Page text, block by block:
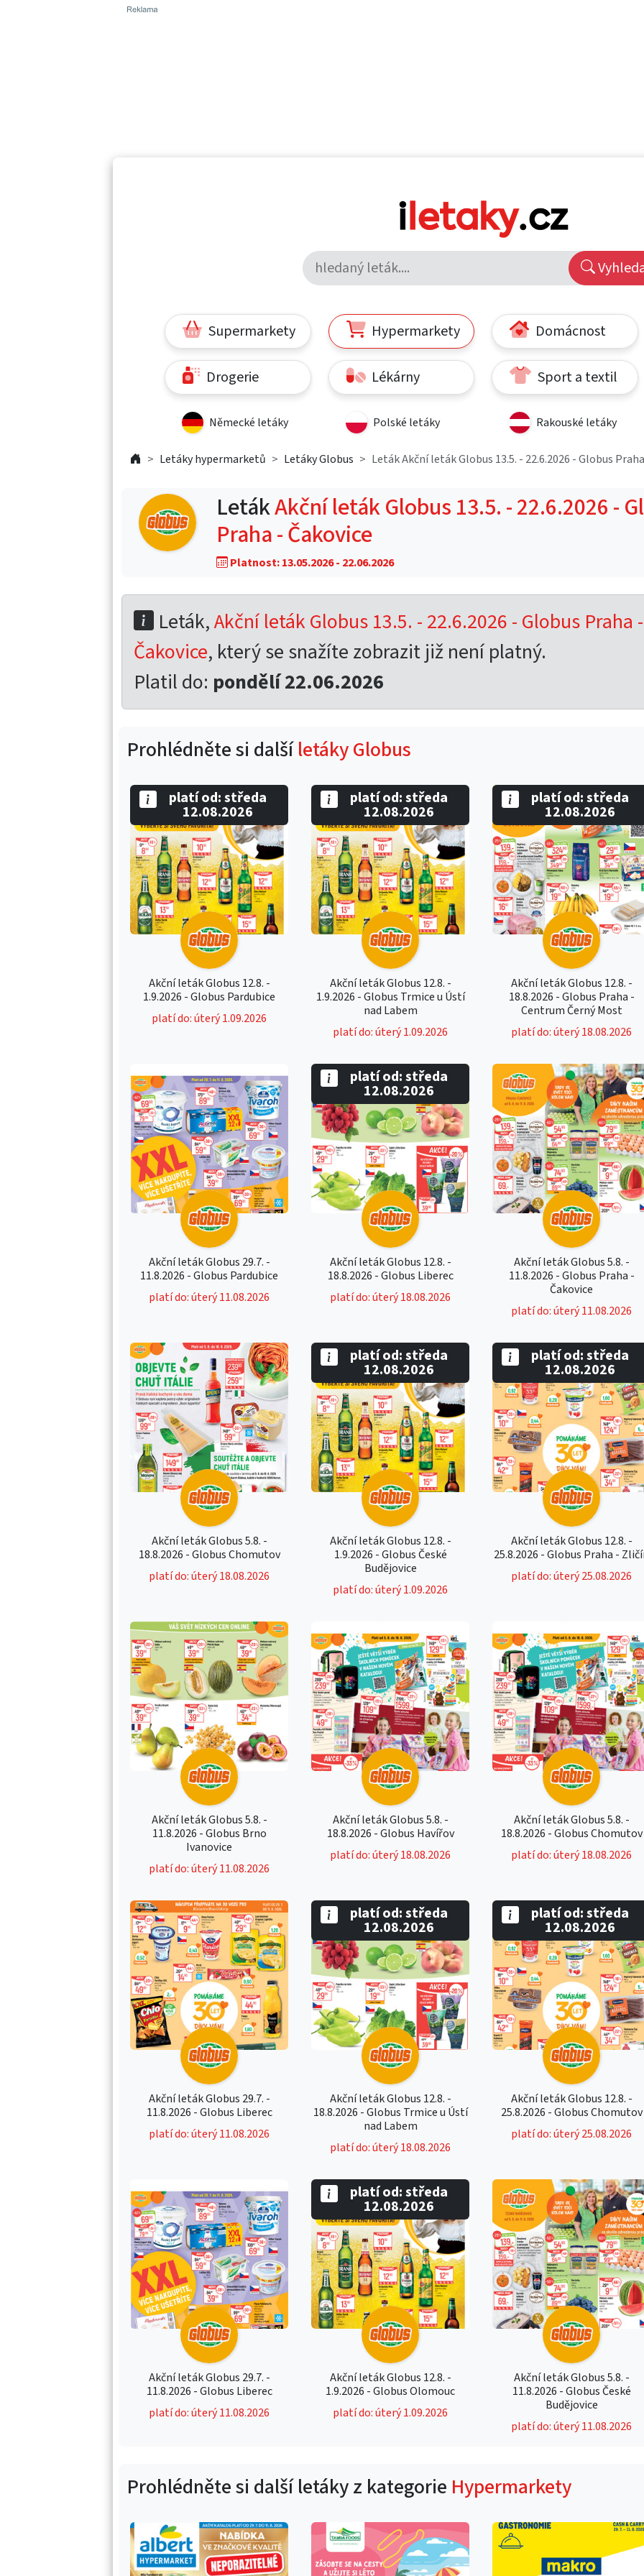
Supermarkety Hypermarkety Domácnost
Drogerie Lékárny Sport a textil
Německé letáky Polské letáky Rakouské letáky
Letáky hypermarketů Letáky Globus Leták Akční leták Globus 13.5. - 22.6.2026 - Globus
LetákAkční leták Globus 13.5. - 22.6.2026 -
Praha - Čakovice
Platnost: 13.05.2026 - 22.06.2026
Leták,Akční leták Globus 13.5. - 22.6.2026 - Globus Praha -
Čakovice, který se snažíte zobrazit již není platný.
Platil do: pondělí 22.06.2026
Prohlédněte si dalšíletáky Globus
Akční leták Globus 12.8. -
1.9.2026 - Globus Pardubice
platí do: úterý 1.09.2026
platí od: středa
12.08.2026
Akční leták Globus 12.8. -
1.9.2026 - Globus Trmice u Ústí
nad Labem
platí do: úterý 1.09.2026
platí od: středa
12.08.2026
Akční leták Globus 12.8. -
18.8.2026 - Globus Praha -
Centrum Černý Most
platí do: úterý 18.08.2026
platí od: středa
12.08.2026
Akční leták Globus 29.7. -
11.8.2026 - Globus Pardubice
platí do: úterý 11.08.2026
Akční leták Globus 12.8. -
18.8.2026 - Globus Liberec
platí do: úterý 18.08.2026
platí od: středa
12.08.2026
Akční leták Globus 5.8. -
11.8.2026 - Globus Praha -
Čakovice
platí do: úterý 11.08.2026
Akční leták Globus 5.8. -
18.8.2026 - Globus Chomutov
platí do: úterý 18.08.2026
Akční leták Globus 12.8. -
1.9.2026 - Globus České
Budějovice
platí do: úterý 1.09.2026
platí od: středa
12.08.2026
Akční leták Globus 12.8. -
25.8.2026 - Globus Praha -
platí do: úterý 25.08.2026
platí od: středa
12.08.2026
Akční leták Globus 5.8. -
11.8.2026 - Globus Brno
Ivanovice
platí do: úterý 11.08.2026
Akční leták Globus 5.8. -
18.8.2026 - Globus Havířov
platí do: úterý 18.08.2026
Akční leták Globus 5.8. -
18.8.2026 - Globus Chomutov
platí do: úterý 18.08.2026
Akční leták Globus 29.7. -
11.8.2026 - Globus Liberec
platí do: úterý 11.08.2026
Akční leták Globus 12.8. -
18.8.2026 - Globus Trmice u Ústí
nad Labem
platí do: úterý 18.08.2026
platí od: středa
12.08.2026
Akční leták Globus 12.8. -
25.8.2026 - Globus Chomutov
platí do: úterý 25.08.2026
platí od: středa
12.08.2026
Akční leták Globus 29.7. -
11.8.2026 - Globus Liberec
platí do: úterý 11.08.2026
Akční leták Globus 12.8. -
1.9.2026 - Globus Olomouc
platí do: úterý 1.09.2026
platí od: středa
12.08.2026
Akční leták Globus 5.8. -
11.8.2026 - Globus České
Budějovice
platí do: úterý 11.08.2026
Prohlédněte si další letáky z kategorie Hypermarkety